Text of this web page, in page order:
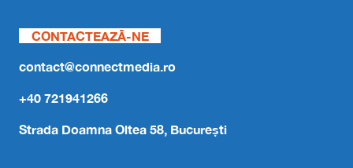
CONTACTEAZĂ-NE
contact@connectmedia.ro
+40 721941266
Strada Doamna Oltea 58, București